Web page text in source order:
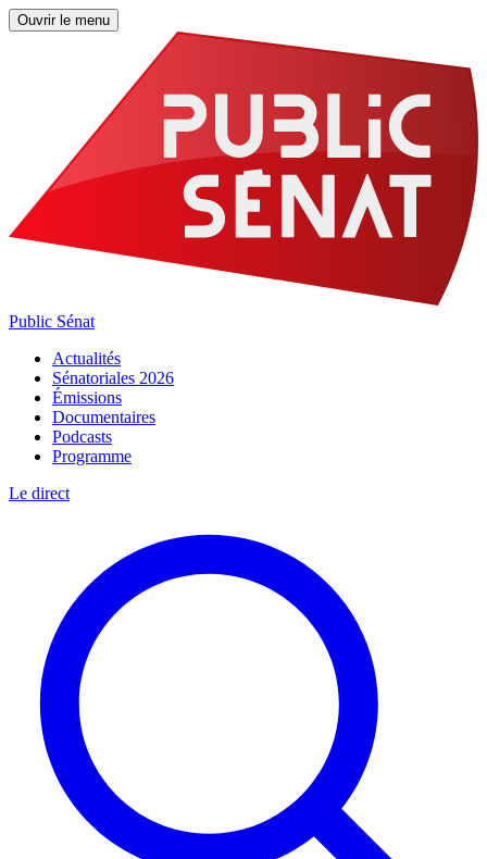
Ouvrir le menu
Public Sénat
Actualités
Sénatoriales 2026
Émissions
Documentaires
Podcasts
Programme
Le direct